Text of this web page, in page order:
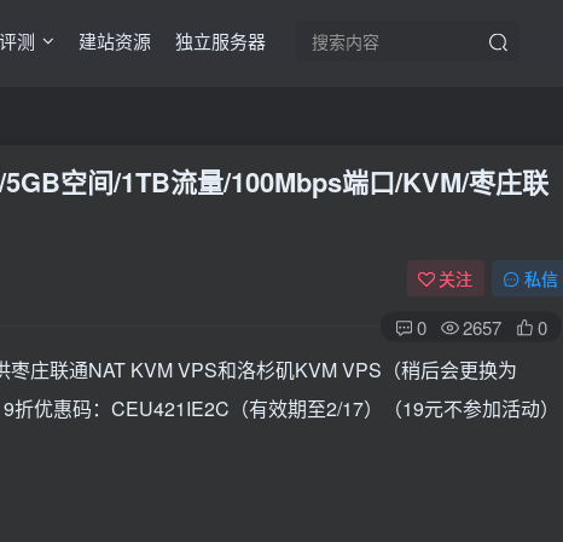
测 建站资源 独立服务器
空间/1TB流量/100Mbps端口/KVM/枣庄联
关注 私信
0 2657 0
庄联通NAT KVM VPS和洛杉矶KVM VPS（稍后会更换为
优惠码：CEU421IE2C（有效期至2/17）（19元不参加活动）